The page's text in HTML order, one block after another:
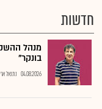
חדשות
מנהל
בונקר"
04.08.2026 נתנאל